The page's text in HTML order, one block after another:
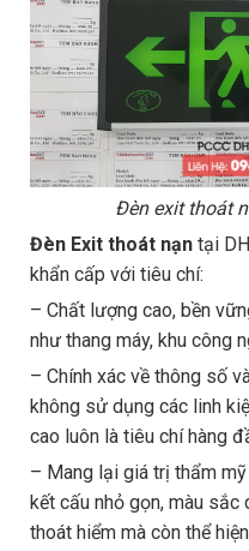
Đèn exit thoát
Đèn Exit thoát nạn tại
khẩn cấp với tiêu chí:
– Chất lượng cao, bền
như thang máy, khu công
– Chính xác về thông số
không sử dụng các linh
cao luôn là tiêu chí hàng
– Mang lại giá trị thẩm
kết cấu nhỏ gọn, màu sắc
thoát hiểm mà còn thể